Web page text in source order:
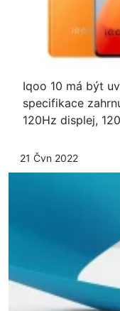
Iqoo 10 má být
specifikace
120Hz displej,
21 Čvn 2022